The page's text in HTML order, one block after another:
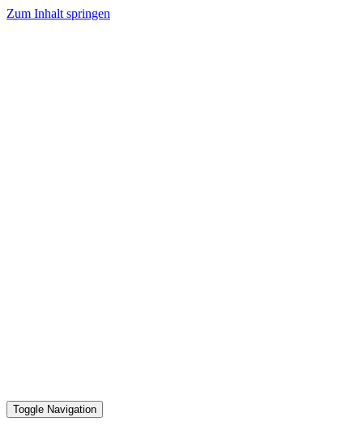
Zum Inhalt springen
Toggle Navigation